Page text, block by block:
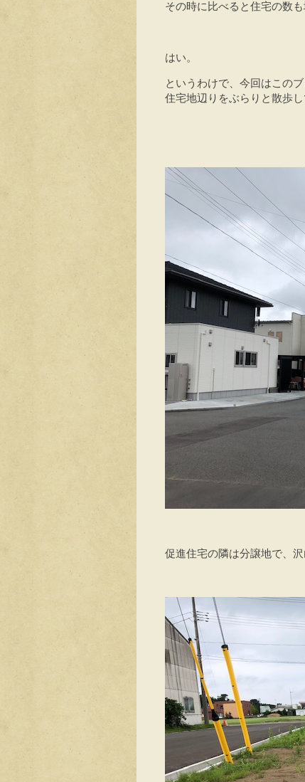
その時に比べると住宅の数
はい。
というわけで、今回はこのブ
住宅地辺りをぶらりと散歩
促進住宅の隣は分譲地で、